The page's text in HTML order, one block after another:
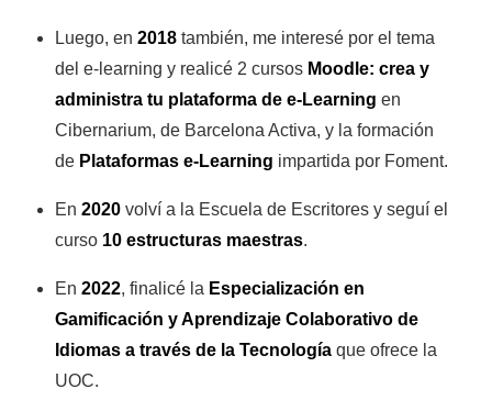
Luego, en 2018también, me interesé por el tema
del e-learning y realicé 2 cursos Moodle: crea y
administra tu plataforma de e-Learning en
Cibernarium, de Barcelona Activa, y la formación
de Plataformas e-Learning impartida por Foment.
En 2020volví a la Escuela de Escritores y seguí el
curso 10 estructuras maestras.
En 2022, finalicé la Especialización en
Gamificación y Aprendizaje Colaborativo de
Idiomas a través de la Tecnologíaque ofrece la
UOC.